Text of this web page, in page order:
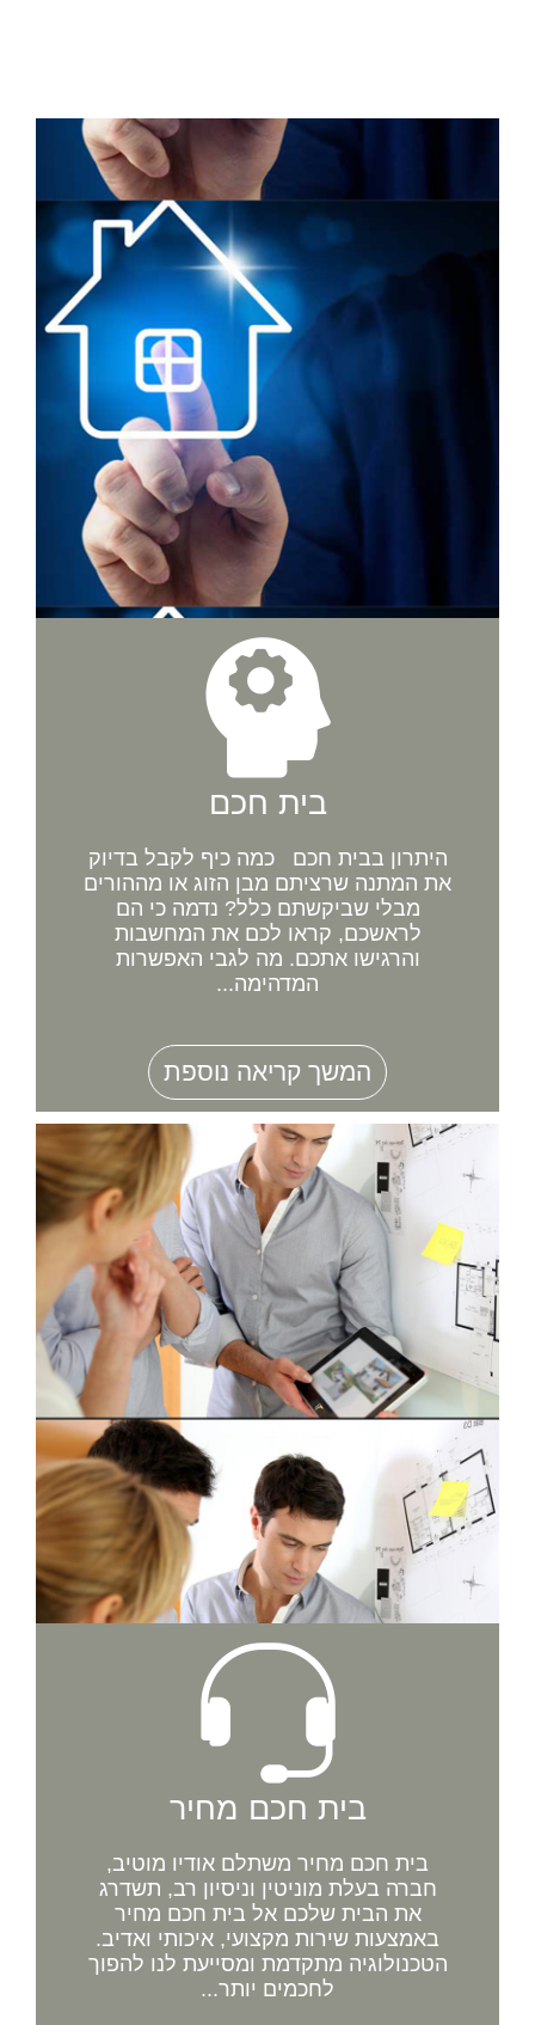
בית חכם
היתרון בבית חכם כמה כיף לקבל בדיוק
את המתנה שרציתם מבן הזוג או מההורים
מבלי שביקשתם כלל? נדמה כי הם
לראשכם, קראו לכם את המחשבות
והרגישו אתכם. מה לגבי האפשרות
המדהימה...
המשך קריאה נוספת
בית חכם מחיר
בית חכם מחיר משתלם אודיו מוטיב,
חברה בעלת מוניטין וניסיון רב, תשדרג
את הבית שלכם אל בית חכם מחיר
באמצעות שירות מקצועי, איכותי ואדיב.
הטכנולוגיה מתקדמת ומסייעת לנו להפוך
לחכמים יותר...